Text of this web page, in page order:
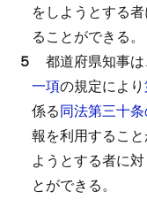
をしようとする
ることができる。
５ 都道府県知事は
一項の規定により
係る同法第三十
報を利用するこ
ようとする者に
とができる。